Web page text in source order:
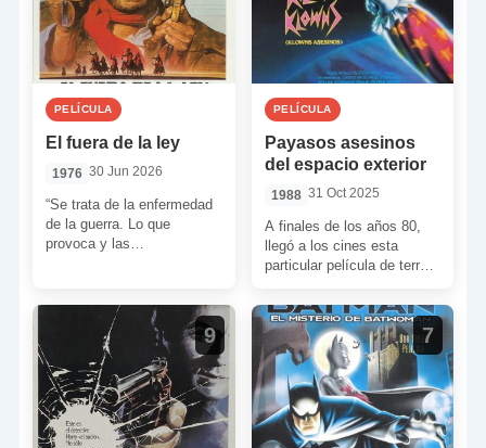
PELÍCULA
El fuera de la ley
1976 30 Jun 2026
“Se trata de la enfermedad
de la guerra. Lo que
provoca y las
PELÍCULA
Payasos asesinos
del espacio exterior
1988 31 Oct 2025
A finales de los años 80,
llegó a los cines esta
particular película de terror.
9 7